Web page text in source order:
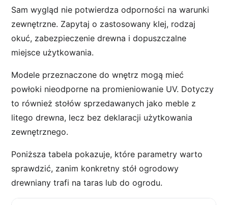
Sam wygląd nie potwierdza odporności na warunki
zewnętrzne. Zapytaj o zastosowany klej, rodzaj
okuć, zabezpieczenie drewna i dopuszczalne
miejsce użytkowania.
Modele przeznaczone do wnętrz mogą mieć
powłoki nieodporne na promieniowanie UV. Dotyczy
to również stołów sprzedawanych jako meble z
litego drewna, lecz bez deklaracji użytkowania
zewnętrznego.
Poniższa tabela pokazuje, które parametry warto
sprawdzić, zanim konkretny stół ogrodowy
drewniany trafi na taras lub do ogrodu.